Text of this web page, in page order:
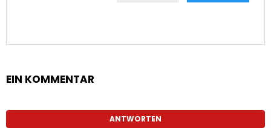
EIN KOMMENTAR
ANTWORTEN